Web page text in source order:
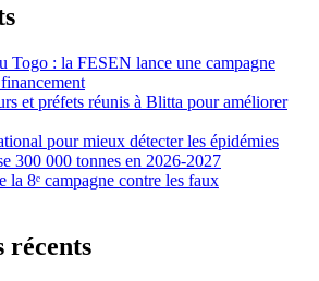
Togo : la FESEN lance une campagne
et préfets réunis à Blitta pour améliorer
pour mieux détecter les épidémies
300 000 tonnes en 2026-2027
la 8ᵉ campagne contre les faux
récents